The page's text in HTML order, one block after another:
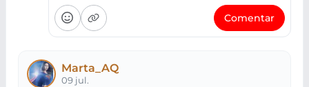
Comentar
Marta_AQ
09 jul.